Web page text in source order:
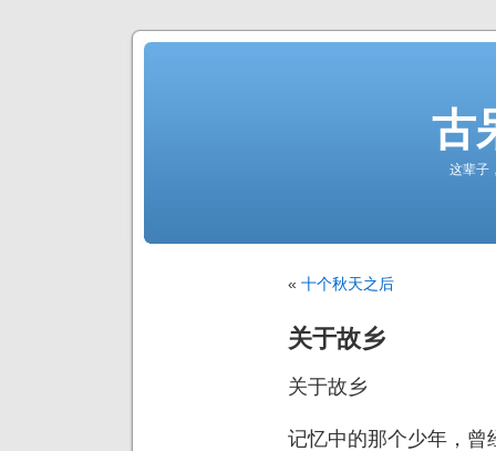
古
这辈子
« 十个秋天之后
关于故乡
关于故乡
记忆中的那个少年，曾